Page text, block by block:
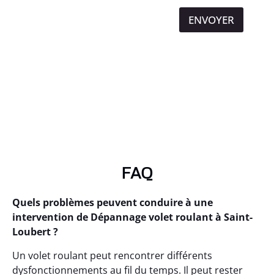
ENVOYER
FAQ
Quels problèmes peuvent conduire à une
intervention de Dépannage volet roulant à Saint-
Loubert ?
Un volet roulant peut rencontrer différents
dysfonctionnements au fil du temps. Il peut rester